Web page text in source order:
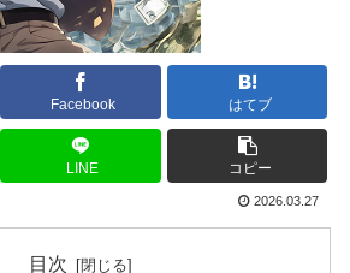
Facebook はてブ
LINE コピー
2026.03.27
目次